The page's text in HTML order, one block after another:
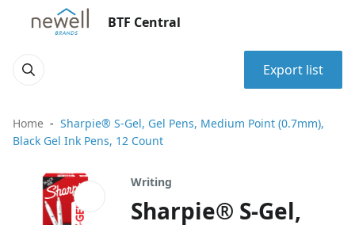
BTF Central
Export list
Home
Sharpie® S-Gel, Gel Pens, Medium Point (0.7mm),
Black Gel Ink Pens, 12 Count
Writing
Sharpie® S-Gel,